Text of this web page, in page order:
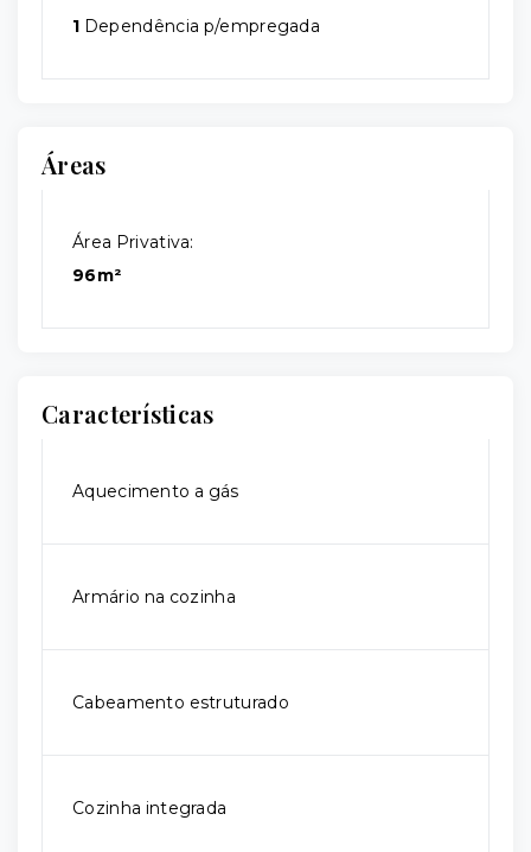
1 Dependência p/empregada
Áreas
Área Privativa:
96m²
Características
Aquecimento a gás
Armário na cozinha
Cabeamento estruturado
Cozinha integrada